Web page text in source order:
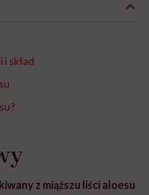
i skład
z miąższu liści aloesu